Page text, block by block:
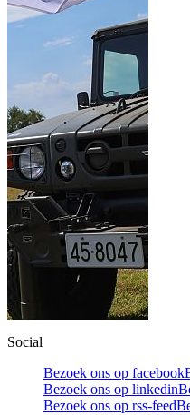
Social
Bezoek ons op facebook
Bezoek ons op linkedin
Bezoek ons op rss-feed